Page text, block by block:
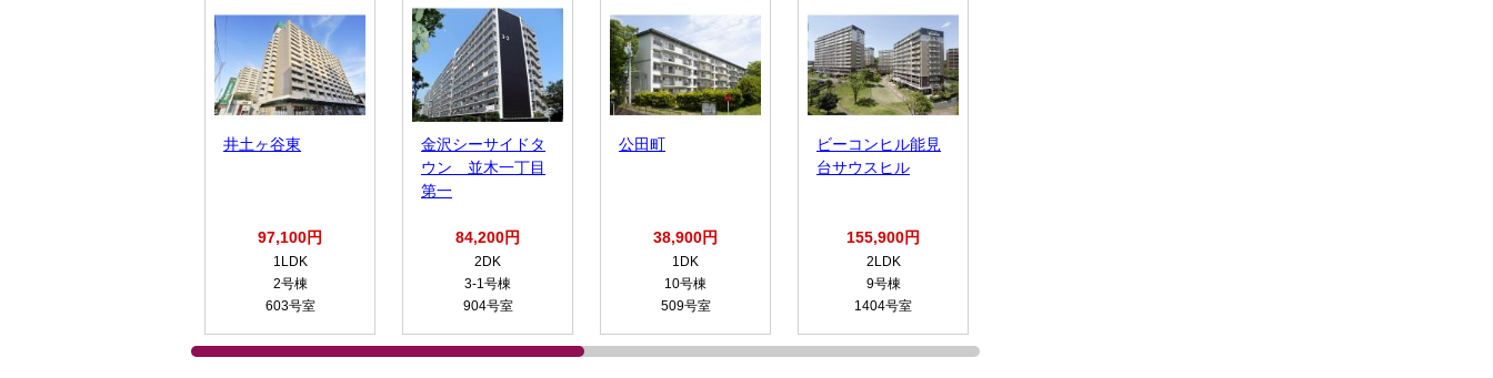
井土ヶ谷東
97,100円
1LDK
2号棟
603号室
金沢シーサイドタ
ウン 並木一丁目
第一
84,200円
2DK
3-1号棟
904号室
公田町
38,900円
1DK
10号棟
509号室
ビーコンヒル能見
台サウスヒル
155,900円
2LDK
9号棟
1404号室